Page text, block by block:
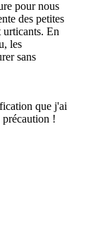
pour nous
des petites
urticants. En
les
sans
que j'ai
!